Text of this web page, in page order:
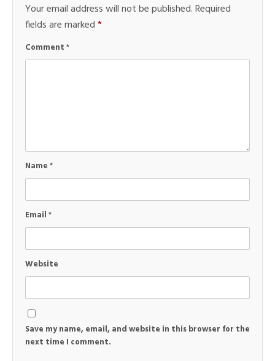
Your email address will not be published.Required
fields are marked*
Comment*
Name*
Email*
Website
Save my name, email, and website in this browser for the
next time I comment.